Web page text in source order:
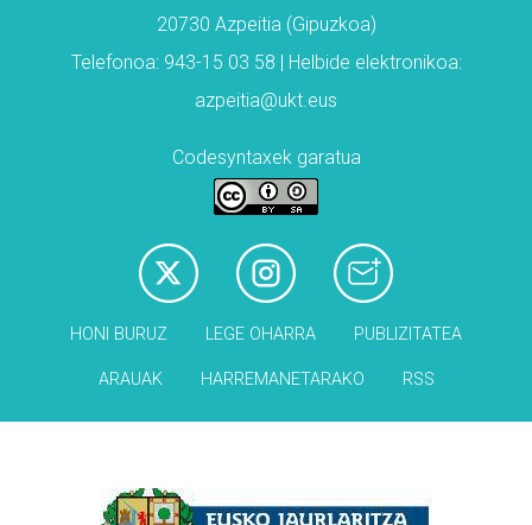
20730 Azpeitia (Gipuzkoa)
Telefonoa: 943-15 03 58 | Helbide elektronikoa:
azpeitia@ukt.eus
Codesyntaxek garatua
HONI BURUZ LEGE OHARRA PUBLIZITATEA
ARAUAK HARREMANETARAKO RSS